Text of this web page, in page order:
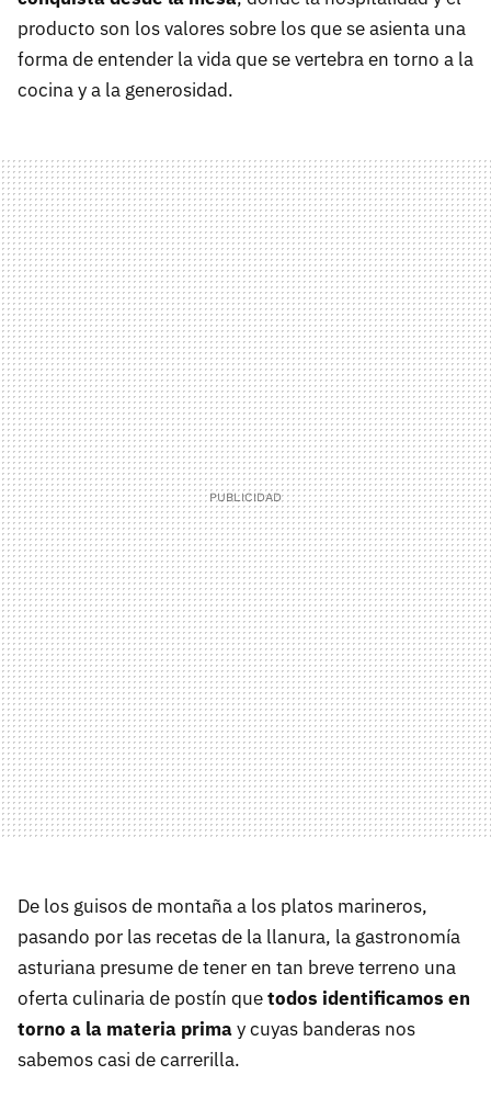
producto son los valores sobre los que se asienta una
forma de entender la vida que se vertebra en torno a la
cocina y a la generosidad.
De los guisos de montaña a los platos marineros,
pasando por las recetas de la llanura, la gastronomía
asturiana presume de tener en tan breve terreno una
oferta culinaria de postín quetodos identificamos en
torno a la materia primay cuyas banderas nos
sabemos casi de carrerilla.